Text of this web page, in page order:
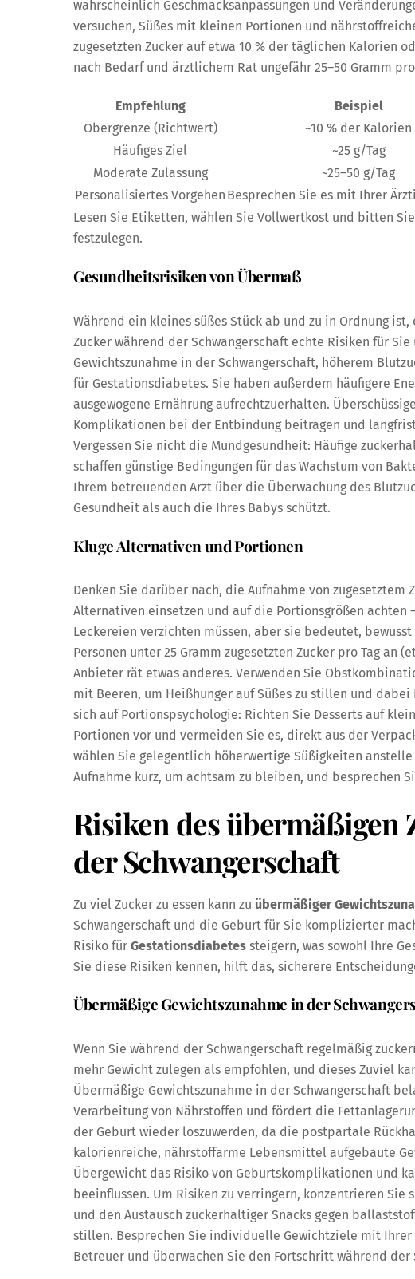
wahrscheinlich Geschmacksanpassungen und
versuchen, Süßes mit kleinen Portionen und
zugesetzten Zucker auf etwa 10 % der täglichen Kalorien
nach Bedarf und ärztlichem Rat ungefähr 25–50 Gramm pro
Empfehlung
Beispiel
Obergrenze (Richtwert)
~10 % der Kalorien
Häufiges Ziel
~25 g/Tag
Moderate Zulassung
~25–50 g/Tag
Personalisiertes Vorgehen Besprechen Sie es mit Ihrer
Lesen Sie Etiketten, wählen Sie Vollwertkost und bitten
festzulegen.
Gesundheitsrisiken von Übermaß
Während ein kleines süßes Stück ab und zu in Ordnung
Zucker während der Schwangerschaft echte Risiken für
Gewichtszunahme in der Schwangerschaft, höherem
für Gestationsdiabetes. Sie haben außerdem häufigere
ausgewogene Ernährung aufrechtzuerhalten.
Komplikationen bei der Entbindung beitragen und
Vergessen Sie nicht die Mundgesundheit: Häufige
schaffen günstige Bedingungen für das Wachstum von
Ihrem betreuenden Arzt über die Überwachung des
Gesundheit als auch die Ihres Babys schützt.
Kluge Alternativen und Portionen
Denken Sie darüber nach, die Aufnahme von
Alternativen einsetzen und auf die Portionsgrößen achten
Leckereien verzichten müssen, aber sie bedeutet,
Personen unter 25 Gramm zugesetzten Zucker pro Tag an
Anbieter rät etwas anderes. Verwenden Sie
mit Beeren, um Heißhunger auf Süßes zu stillen und
sich auf Portionspsychologie: Richten Sie Desserts auf
Portionen vor und vermeiden Sie es, direkt aus der
wählen Sie gelegentlich höherwertige Süßigkeiten
Aufnahme kurz, um achtsam zu bleiben, und besprechen
Risiken des übermäßigen
der Schwangerschaft
Zu viel Zucker zu essen kann zu übermäßiger
Schwangerschaft und die Geburt für Sie komplizierter
Risiko für Gestationsdiabetes steigern, was sowohl Ihre
Sie diese Risiken kennen, hilft das, sicherere
Übermäßige Gewichtszunahme in der
Wenn Sie während der Schwangerschaft regelmäßig
mehr Gewicht zulegen als empfohlen, und dieses Zuviel
Übermäßige Gewichtszunahme in der Schwangerschaft
Verarbeitung von Nährstoffen und fördert die
der Geburt wieder loszuwerden, da die postpartale
kalorienreiche, nährstoffarme Lebensmittel aufgebaute
Übergewicht das Risiko von Geburtskomplikationen und
beeinflussen. Um Risiken zu verringern, konzentrieren
und den Austausch zuckerhaltiger Snacks gegen
stillen. Besprechen Sie individuelle Gewichtziele mit
Betreuer und überwachen Sie den Fortschritt während der